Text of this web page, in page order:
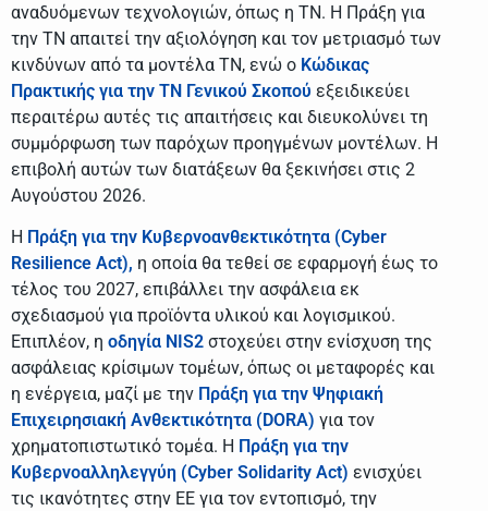
αναδυόμενων τεχνολογιών, όπως η ΤΝ. Η Πράξη για
την ΤΝ απαιτεί την αξιολόγηση και τον μετριασμό των
κινδύνων από τα μοντέλα ΤΝ, ενώ ο Κώδικας
Πρακτικής για την ΤΝ Γενικού Σκοπού εξειδικεύει
περαιτέρω αυτές τις απαιτήσεις και διευκολύνει τη
συμμόρφωση των παρόχων προηγμένων μοντέλων. Η
επιβολή αυτών των διατάξεων θα ξεκινήσει στις 2
Αυγούστου 2026.
Η Πράξη για την Κυβερνοανθεκτικότητα (Cyber
Resilience Act), η οποία θα τεθεί σε εφαρμογή έως το
τέλος του 2027, επιβάλλει την ασφάλεια εκ
σχεδιασμού για προϊόντα υλικού και λογισμικού.
Επιπλέον, η οδηγία NIS2 στοχεύει στην ενίσχυση της
ασφάλειας κρίσιμων τομέων, όπως οι μεταφορές και
η ενέργεια, μαζί με την Πράξη για την Ψηφιακή
Επιχειρησιακή Ανθεκτικότητα (DORA) για τον
χρηματοπιστωτικό τομέα. Η Πράξη για την
Κυβερνοαλληλεγγύη (Cyber Solidarity Act) ενισχύει
τις ικανότητες στην ΕΕ για τον εντοπισμό, την